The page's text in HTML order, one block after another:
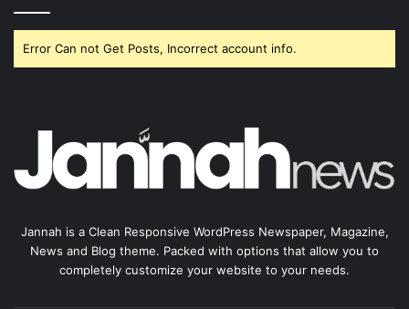
Error Can not Get Posts, Incorrect account info.
Jannah is a Clean Responsive WordPress Newspaper, Magazine,
News and Blog theme. Packed with options that allow you to
completely customize your website to your needs.